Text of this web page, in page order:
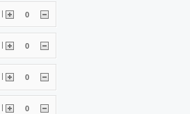
| 0
| 0
0
0